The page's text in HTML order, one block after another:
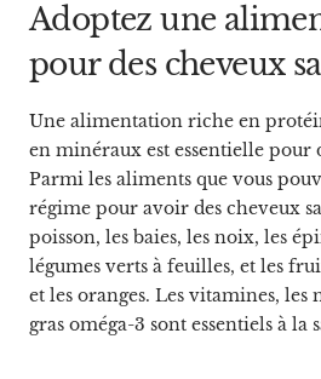
Adoptez une
pour des cheveux
Une alimentation riche en
en minéraux est essentielle pour
Parmi les aliments que vous
régime pour avoir des cheveux
poisson, les baies, les noix, les
légumes verts à feuilles, et les
et les oranges. Les vitamines, les
gras oméga-3 sont essentiels à la